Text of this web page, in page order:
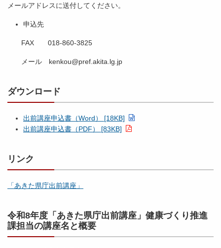
メールアドレスに送付してください。
申込先
FAX 018-860-3825
メール kenkou@pref.akita.lg.jp
ダウンロード
出前講座申込書（Word） [18KB]
出前講座申込書（PDF） [83KB]
リンク
「あきた県庁出前講座」
令和8年度「あきた県庁出前講座」健康づくり推進
課担当の講座名と概要